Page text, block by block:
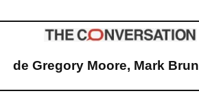
de Gregory Moore, Mark